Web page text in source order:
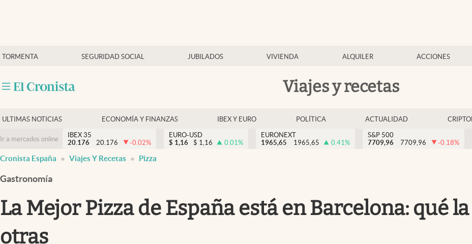
TORMENTA SEGURIDAD SOCIAL JUBILADOS VIVIENDA ALQUILER ACCIONES
Viajes y recetas
Economía y finanzas
Criptomonedas
ULTIMAS NOTICIAS ECONOMÍA Y FINANZAS IBEX Y EURO POLÍTICA ACTUALIDAD
Ir a mercados online
IBEX 35
20.176
20.176 -0.02%
EURO-USD
$ 1,16 $ 1,16 0.01%
EURONEXT
1965,65
1965,65 0.41%
S&P 500
7709,96
7709,96 -0.18%
Cronista España Viajes Y Recetas Pizza
Gastronomía
La Mejor Pizza de España está en Barcelona: qué
otras